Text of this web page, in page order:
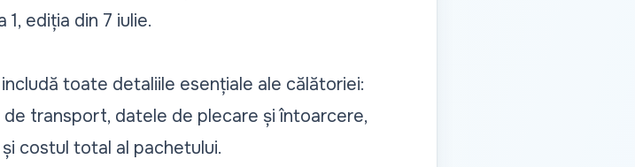
1, ediția din 7 iulie.
toate detaliile esențiale ale călătoriei:
transport, datele de plecare și întoarcere,
costul total al pachetului.